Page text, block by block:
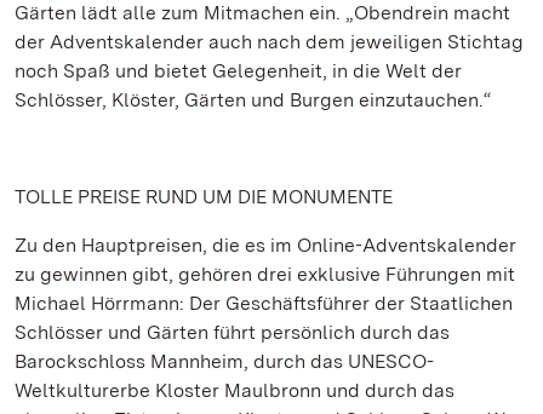
Gärten lädt alle zum Mitmachen ein. „Obendrein macht
der Adventskalender auch nach dem jeweiligen Stichtag
noch Spaß und bietet Gelegenheit, in die Welt der
Schlösser, Klöster, Gärten und Burgen einzutauchen.“
TOLLE PREISE RUND UM DIE MONUMENTE
Zu den Hauptpreisen, die es im Online-Adventskalender
zu gewinnen gibt, gehören drei exklusive Führungen mit
Michael Hörrmann: Der Geschäftsführer der Staatlichen
Schlösser und Gärten führt persönlich durch das
Barockschloss Mannheim, durch das UNESCO-
Weltkulturerbe Kloster Maulbronn und durch das